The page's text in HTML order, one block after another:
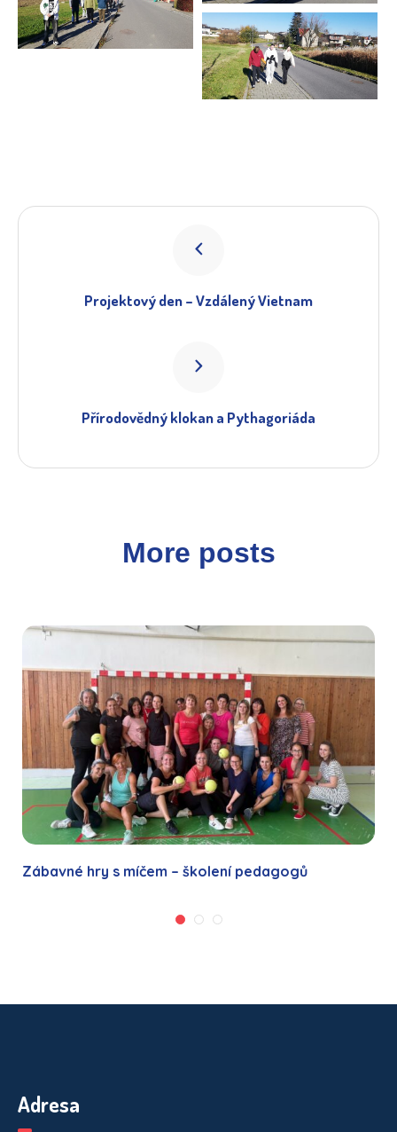
Projektový den – Vzdálený Vietnam
Přírodovědný klokan a Pythagoriáda
More posts
Zábavné hry s míčem – školení pedagogů
Adresa